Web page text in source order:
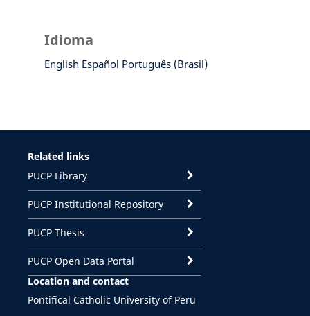
Idioma
English Español Português (Brasil)
Related links
PUCP Library
PUCP Institutional Repository
PUCP Thesis
PUCP Open Data Portal
Location and contact
Pontifical Catholic University of Peru